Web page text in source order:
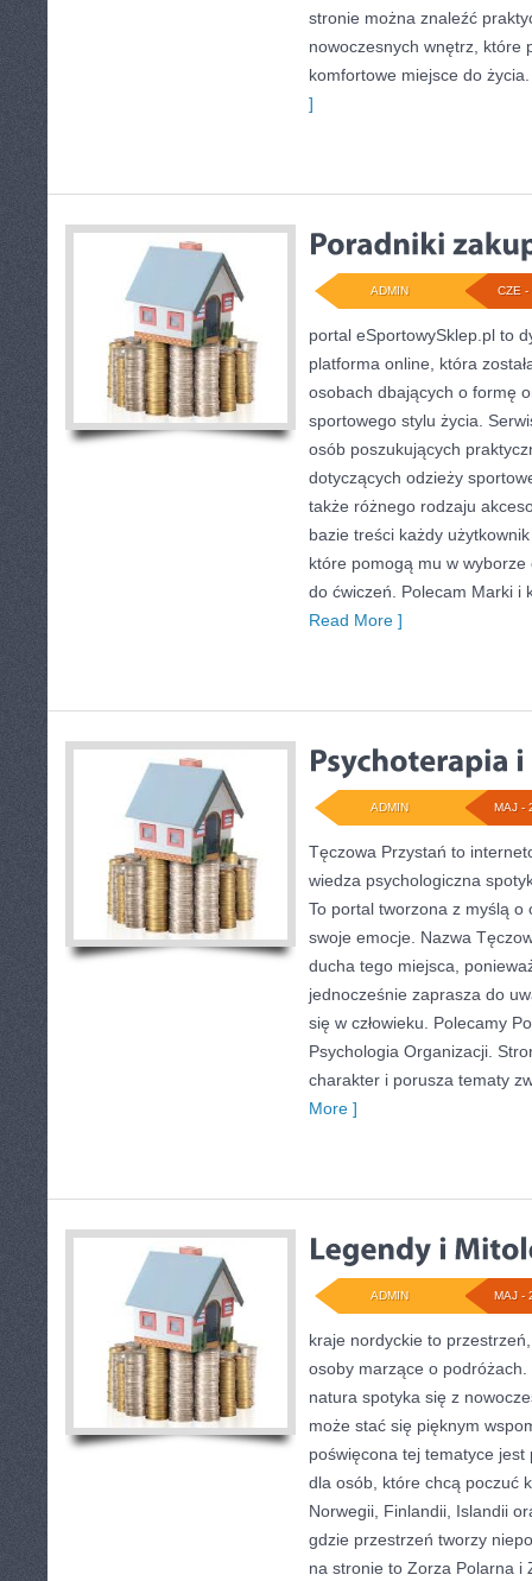
stronie można znaleźć
nowoczesnych wnętrz, które
komfortowe miejsce do
]
CZE -
ADMIN
portal eSportowySklep.pl to
platforma online, która
osobach dbających o formę
sportowego stylu życia.
osób poszukujących
dotyczących odzieży
także różnego rodzaju
bazie treści każdy
które pomogą mu w
do ćwiczeń. Polecam Marki i
Read More ]
MAJ -
ADMIN
Tęczowa Przystań to
wiedza psychologiczna
To portal tworzona z myślą
swoje emocje. Nazwa
ducha tego miejsca,
jednocześnie zaprasza do
się w człowieku. Polecamy
Psychologia Organizacji.
charakter i porusza tematy
More ]
MAJ -
ADMIN
kraje nordyckie to
osoby marzące o
natura spotyka się z
może stać się pięknym
poświęcona tej tematyce
dla osób, które chcą poczuć
Norwegii, Finlandii, Islandii
gdzie przestrzeń tworzy
na stronie to Zorza Polarna i